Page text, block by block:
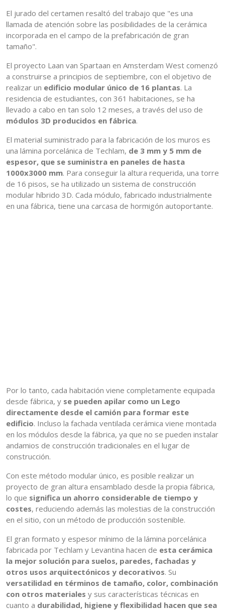
El jurado del certamen resaltó del trabajo que "es una
llamada de atención sobre las posibilidades de la cerámica
incorporada en el campo de la prefabricación de gran
tamaño".
El proyecto Laan van Spartaan en Amsterdam West comenzó
a construirse a principios de septiembre, con el objetivo de
realizar un edificio modular único de 16 plantas. La
residencia de estudiantes, con 361 habitaciones, se ha
llevado a cabo en tan solo 12 meses, a través del uso de
módulos 3D producidos en fábrica.
El material suministrado para la fabricación de los muros es
una lámina porcelánica de Techlam, de 3 mm y 5 mm de
espesor, que se suministra en paneles de hasta
1000x3000 mm. Para conseguir la altura requerida, una torre
de 16 pisos, se ha utilizado un sistema de construcción
modular híbrido 3D. Cada módulo, fabricado industrialmente
en una fábrica, tiene una carcasa de hormigón autoportante.
Por lo tanto, cada habitación viene completamente equipada
desde fábrica, y se pueden apilar como un Lego
directamente desde el camión para formar este
edificio. Incluso la fachada ventilada cerámica viene montada
en los módulos desde la fábrica, ya que no se pueden instalar
andamios de construcción tradicionales en el lugar de
construcción.
Con este método modular único, es posible realizar un
proyecto de gran altura ensamblado desde la propia fábrica,
lo que significa un ahorro considerable de tiempo y
costes, reduciendo además las molestias de la construcción
en el sitio, con un método de producción sostenible.
El gran formato y espesor mínimo de la lámina porcelánica
fabricada por Techlam y Levantina hacen de esta cerámica
la mejor solución para suelos, paredes, fachadas y
otros usos arquitectónicos y decorativos. Su
versatilidad en términos de tamaño, color, combinación
con otros materiales y sus características técnicas en
cuanto a durabilidad, higiene y flexibilidad hacen que sea